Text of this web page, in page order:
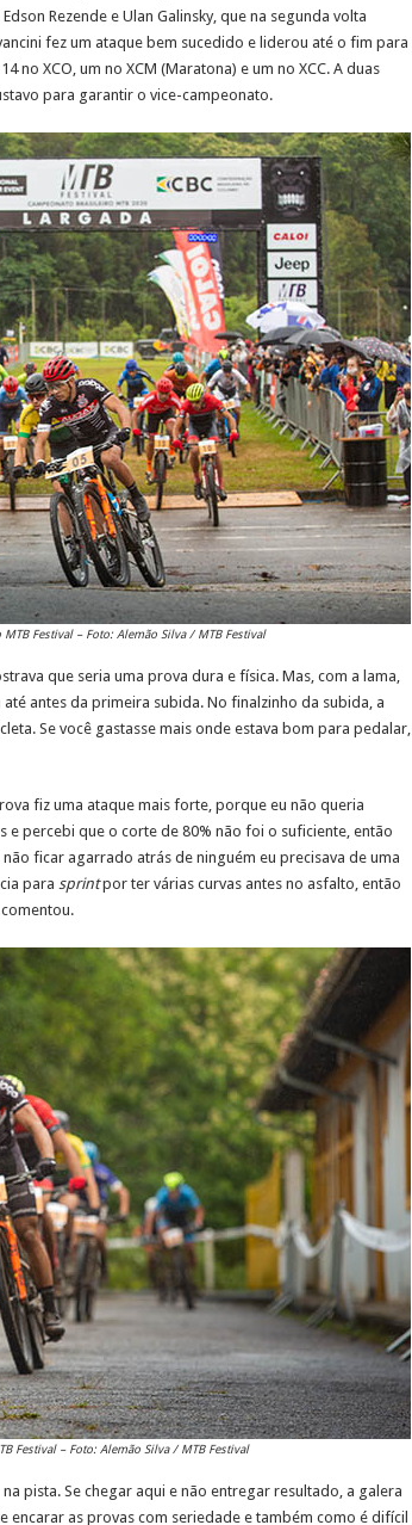
Rezende e Ulan Galinsky, que na segunda volta
fez um ataque bem sucedido e liderou até o fim para
no XCO, um no XCM (Maratona) e um no XCC. A duas
para garantir o vice-campeonato.
Festival – Foto: Alemão Silva / MTB Festival
que seria uma prova dura e física. Mas, com a lama,
antes da primeira subida. No finalzinho da subida, a
Se você gastasse mais onde estava bom para pedalar,
fiz uma ataque mais forte, porque eu não queria
percebi que o corte de 80% não foi o suficiente, então
ficar agarrado atrás de ninguém eu precisava de uma
para sprintpor ter várias curvas antes no asfalto, então
Festival – Foto: Alemão Silva / MTB Festival
pista. Se chegar aqui e não entregar resultado, a galera
as provas com seriedade e também como é difícil